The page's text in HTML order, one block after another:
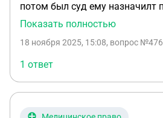
потом был суд ему назначилт
101 УК рф принудительное
ему надо скрывается чтоб
давности? Помогите
Показать полностью
18 ноября 2025, 15:08, вопрос
1 ответ